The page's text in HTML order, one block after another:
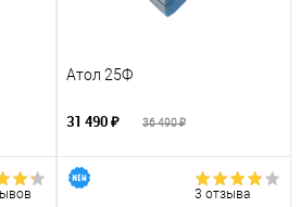
Атол 25Ф
31 490 ₽ 36 490 ₽
3 отзыва